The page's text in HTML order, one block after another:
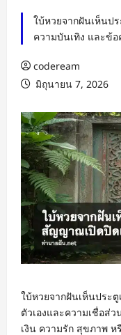
ใบ้หวยจากฝันเห็นป
ความบันเทิง และข้
codeream
มิถุนายน 7, 2026
ใบ้หวยจากฝันเห็นประ
ตัวเองและความเชื่อส่
เงิน ความรัก สุขภาพ